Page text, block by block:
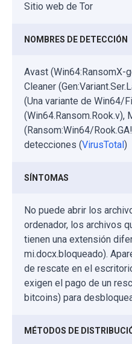
Sitio web de Tor
NOMBRES DE DETECCIÓN
Avast (Win64:RansomX-
Cleaner
(Una variante de Win64/
(Win64.Ransom.Rook.v),
(Ransom:Win64/
detecciones (VirusTotal)
SÍNTOMAS
No puede abrir los
ordenador, los archivos
tienen una extensión
mi.docx.bloqueado).
de rescate en el
exigen el pago de un
bitcoins) para
MÉTODOS DE